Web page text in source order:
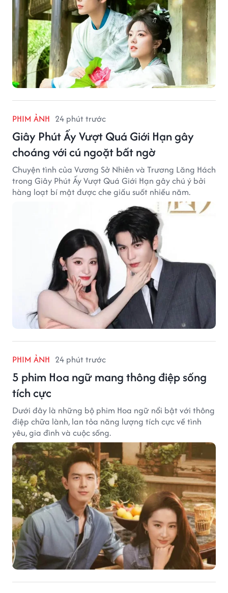
PHIM ẢNH 24 phút trước
Giây Phút Ấy Vượt Quá Giới Hạn gây
choáng với cú ngoặt bất ngờ
Chuyện tình của Vương Sở Nhiên và Trương Lăng Hách
trong Giây Phút Ấy Vượt Quá Giới Hạn gây chú ý bởi
hàng loạt bí mật được che giấu suốt nhiều năm.
PHIM ẢNH 24 phút trước
5 phim Hoa ngữ mang thông điệp sống
tích cực
Dưới đây là những bộ phim Hoa ngữ nổi bật với thông
điệp chữa lành, lan tỏa năng lượng tích cực về tình
yêu, gia đình và cuộc sống.